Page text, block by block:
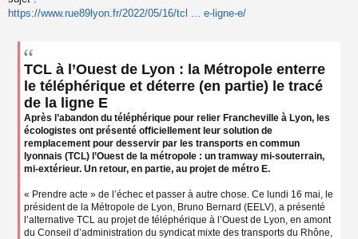
g
e
o
https://www.rue89lyon.fr/2022/05/16/tcl ... e-ligne-e/
TCL à l’Ouest de Lyon : la Métropole enterre
le téléphérique et déterre (en partie) le tracé
de la ligne E
Après l’abandon du téléphérique pour relier Francheville à Lyon, les
écologistes ont présenté officiellement leur solution de
remplacement pour desservir par les transports en commun
lyonnais (TCL) l’Ouest de la métropole : un tramway mi-souterrain,
mi-extérieur. Un retour, en partie, au projet de métro E.
« Prendre acte » de l’échec et passer à autre chose. Ce lundi 16 mai, le
président de la Métropole de Lyon, Bruno Bernard (EELV), a présenté
l’alternative TCL au projet de téléphérique à l’Ouest de Lyon, en amont
du Conseil d’administration du syndicat mixte des transports du Rhône,